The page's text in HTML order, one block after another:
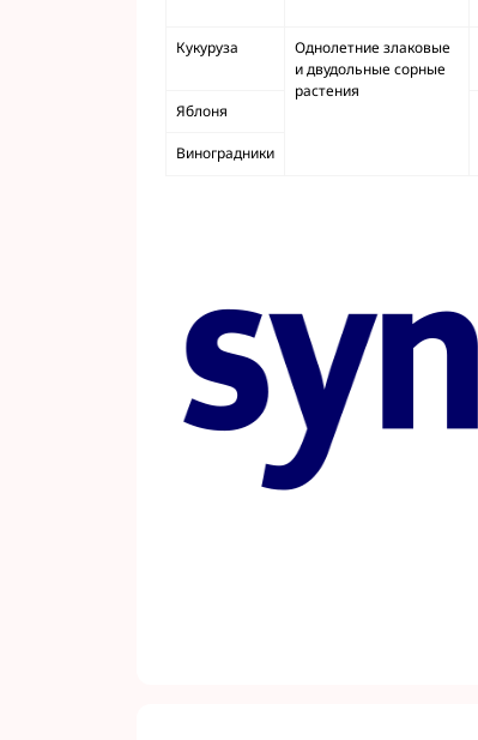
Кукуруза
Однолетние злаковые
и двудольные сорные
растения
Яблоня
Виноградники